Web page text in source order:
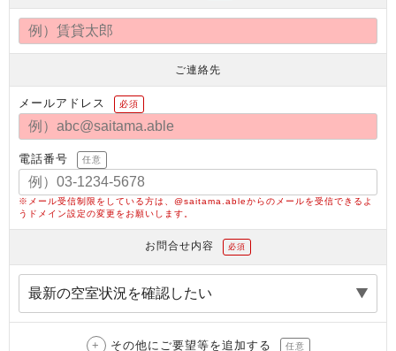
ご連絡先
メールアドレス 必須
電話番号 任意
※メール受信制限をしている方は、@saitama.ableからのメールを受信できるよ
うドメイン設定の変更をお願いします。
お問合せ内容 必須
その他にご要望等を追加する 任意